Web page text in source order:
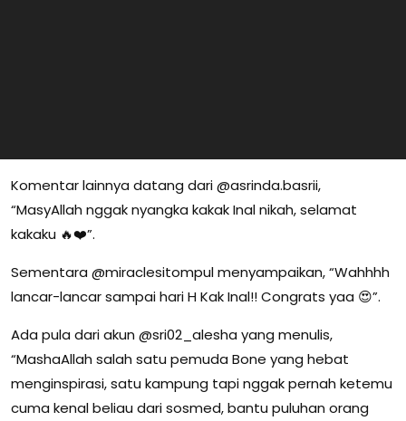
Komentar lainnya datang dari @asrinda.basrii,
“MasyAllah nggak nyangka kakak Inal nikah, selamat
kakaku 🔥❤️”.
Sementara @miraclesitompul menyampaikan, “Wahhhh
lancar-lancar sampai hari H Kak Inal!! Congrats yaa 😍”.
Ada pula dari akun @sri02_alesha yang menulis,
“MashaAllah salah satu pemuda Bone yang hebat
menginspirasi, satu kampung tapi nggak pernah ketemu
cuma kenal beliau dari sosmed, bantu puluhan orang